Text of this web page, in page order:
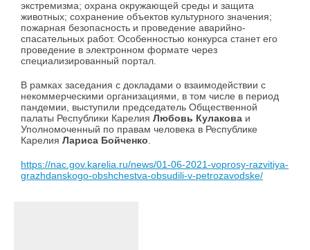
экстремизма; охрана окружающей среды и защита
животных; сохранение объектов культурного значения;
пожарная безопасность и проведение аварийно-
спасательных работ. Особенностью конкурса станет его
проведение в электронном формате через
специализированный портал.
В рамках заседания с докладами о взаимодействии с
некоммерческими организациями, в том числе в период
пандемии, выступили председатель Общественной
палаты Республики Карелия Любовь Кулакова и
Уполномоченный по правам человека в Республике
Карелия Лариса Бойченко
https://nac.gov.karelia.ru/news/01-06-2021-voprosy-razvitiya-
grazhdanskogo-obshchestva-obsudili-v-petrozavodske/